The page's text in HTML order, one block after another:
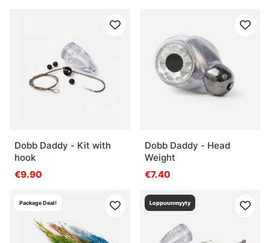
Dobb Daddy - Kit with
hook
€9.90
Dobb Daddy - Head
Weight
€7.40
Package Deal! Loppuunmyyty